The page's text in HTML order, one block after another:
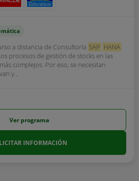
a distancia de Consultoría SAP HANA
procesos de gestión de stocks en las
complejos. Por eso, se necesitan
y...
Ver programa
INFORMACIÓN